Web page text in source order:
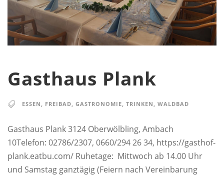
Gasthaus Plank
ESSEN FREIBAD GASTRONOMIE TRINKEN WALDBAD
Gasthaus Plank 3124 Oberwölbling, Ambach
10Telefon: 02786/2307, 0660/294 26 34, https://gasthof-
plank.eatbu.com/ Ruhetage: Mittwoch ab 14.00 Uhr
und Samstag ganztägig (Feiern nach Vereinbarung